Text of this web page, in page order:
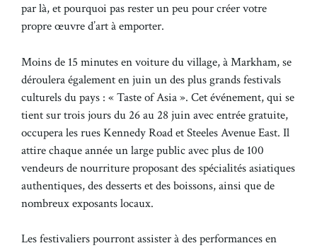
par là, et pourquoi pas rester un peu pour créer votre
propre œuvre d’art à emporter.
Moins de 15 minutes en voiture du village, à Markham, se
déroulera également en juin un des plus grands festivals
culturels du pays : « Taste of Asia ». Cet événement, qui se
tient sur trois jours du 26 au 28 juin avec entrée gratuite,
occupera les rues Kennedy Road et Steeles Avenue East. Il
attire chaque année un large public avec plus de 100
vendeurs de nourriture proposant des spécialités asiatiques
authentiques, des desserts et des boissons, ainsi que de
nombreux exposants locaux.
Les festivaliers pourront assister à des performances en